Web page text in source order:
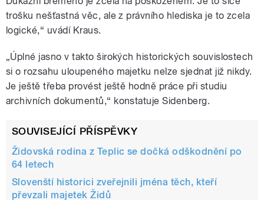
trošku nešťastná věc, ale z právního hlediska je to zcela
logické,“ uvádí Kraus.
„Úplné jasno v takto širokých historických souvislostech
si o rozsahu uloupeného majetku nelze sjednat již nikdy.
Je ještě třeba provést ještě hodně práce při studiu
archivních dokumentů,“ konstatuje Sidenberg.
SOUVISEJÍCÍ PŘÍSPĚVKY
Židovská rodina z Teplic se dočká odškodnění po
64 letech
Slovenští historici zveřejnili jména těch, kteří
převzali majetek Židů